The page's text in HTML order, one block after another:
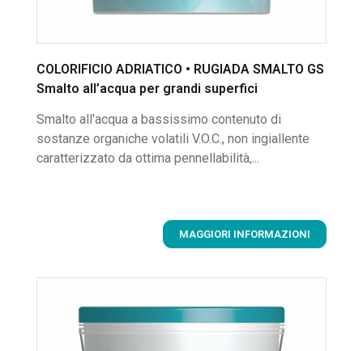
COLORIFICIO ADRIATICO • RUGIADA SMALTO GS
Smalto all’acqua per grandi superfici
Smalto all'acqua a bassissimo contenuto di
sostanze organiche volatili V.O.C., non ingiallente
caratterizzato da ottima pennellabilità,...
MAGGIORI INFORMAZIONI